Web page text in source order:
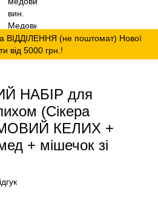
ВІДДІЛЕННЯ (не поштомат) Нової
від 5000 грн.!
НАБІР для
(Сікера
КЕЛИХ +
+ мішечок зі